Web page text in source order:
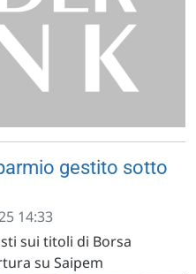
gestito sotto
14:33
sui titoli di Borsa
su Saipem